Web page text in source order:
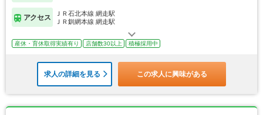
アクセス
ＪＲ石北本線 網走駅
ＪＲ釧網本線 網走駅
産休・育休取得実績有り 店舗数30以上 積極採用中
求人の詳細を見る この求人に興味がある